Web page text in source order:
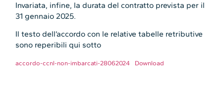
Invariata, infine, la durata del contratto prevista per il
31 gennaio 2025.
Il testo dell’accordo con le relative tabelle retributive
sono reperibili qui sotto
accordo-ccnl-non-imbarcati-28062024 Download